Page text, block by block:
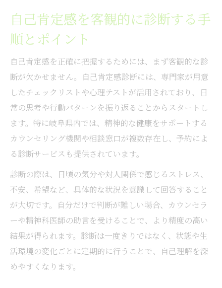
心の悩みには自己肯定感の確認を
心の悩み解決に役立つ自己肯定感の確認法
職場や家庭での自己肯定感の保ち方
自己肯定感とストレス管理の重要な関係性
岐阜 心療内科で受けられる支援の特徴
診断で見つける本当の自己肯定感
自己肯定感診断で発見できる思考パターン
自分の本質に気付く診断の受け方ガイド
診断を通じた自己肯定感の高め方とは
子供の自己肯定感診断と親の役割について
岐阜 心理カウンセリングとの相乗効果
岐阜県で受ける自己肯定感サポート案内
岐阜県で選べる自己肯定感サポートの種類
自己肯定感を客観的に診断する手
順とポイント
自己肯定感を正確に把握するためには、まず客観的な診
断が欠かせません。自己肯定感診断には、専門家が用意
したチェックリストや心理テストが活用されており、日
常の思考や行動パターンを振り返ることからスタートし
ます。特に岐阜県内では、精神的な健康をサポートする
カウンセリング機関や相談窓口が複数存在し、予約によ
る診断サービスも提供されています。
診断の際は、日頃の気分や対人関係で感じるストレス、
不安、希望など、具体的な状況を意識して回答すること
が大切です。自分だけで判断が難しい場合、カウンセラ
ーや精神科医師の助言を受けることで、より精度の高い
結果が得られます。診断は一度きりではなく、状態や生
活環境の変化ごとに定期的に行うことで、自己理解を深
めやすくなります。